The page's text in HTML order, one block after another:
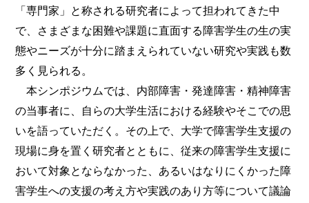
「専門家」と称される研究者によって担われてきた中
で、さまざまな困難や課題に直面する障害学生の生の実
態やニーズが十分に踏まえられていない研究や実践も数
多く見られる。
本シンポジウムでは、内部障害・発達障害・精神障害
の当事者に、自らの大学生活における経験やそこでの思
いを語っていただく。その上で、大学で障害学生支援の
現場に身を置く研究者とともに、従来の障害学生支援に
おいて対象とならなかった、あるいはなりにくかった障
害学生への支援の考え方や実践のあり方等について議論